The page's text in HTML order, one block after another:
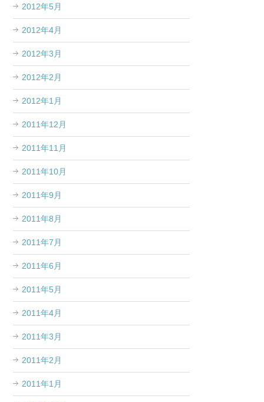
2012年5月
2012年4月
2012年3月
2012年2月
2012年1月
2011年12月
2011年11月
2011年10月
2011年9月
2011年8月
2011年7月
2011年6月
2011年5月
2011年4月
2011年3月
2011年2月
2011年1月